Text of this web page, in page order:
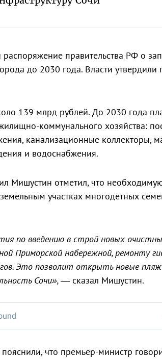
правительства РФ о
до 2030 года. Власти утвердили
139 млрд рублей. До 2030 года
коммунального хозяйства:
канализационные коллекторы,
и водоснабжения.
Мишустин отметил, что
участках многодетных
по введению в строй новых
Приморской набережной, ремонту
Это позволит открыть новые
Сочи», — сказал Мишустин.
что премьер-министр